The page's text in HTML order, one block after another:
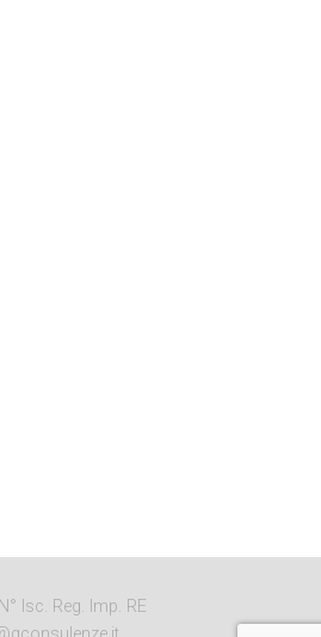
Isc. Reg. Imp. RE